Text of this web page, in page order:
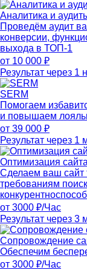
Аналитика и
Проведём аудит
конверсии,
выхода в ТОП-1
от 10 000 ₽
Результат через 1
SERM
Помогаем
и повышаем
от 39 000 ₽
Результат через 1
Оптимизация сайта
Сделаем ваш сайт
требованиям
от 3000 ₽/Час
Результат через 3
Сопровождение
Обеспечим
от 3000 ₽/Час